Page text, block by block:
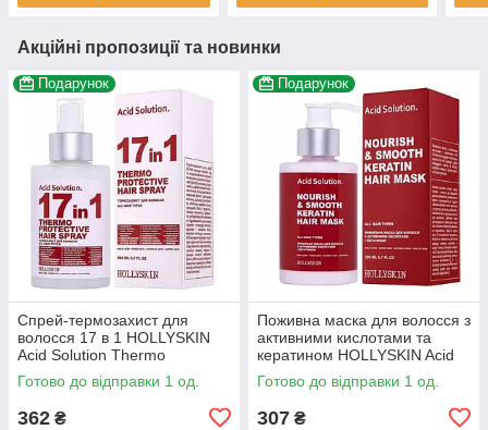
Акційні пропозиції та новинки
Подарунок
Спрей-термозахист для
волосся 17 в 1 HOLLYSKIN
Acid Solution Thermo
Protective Hair Spray
Готово до відправки 1 од.
362 ₴
Подарунок
Поживна маска для волосся з
активними кислотами та
кератином HOLLYSKIN Acid
Solution Hair Mask
Готово до відправки 1 од.
307 ₴